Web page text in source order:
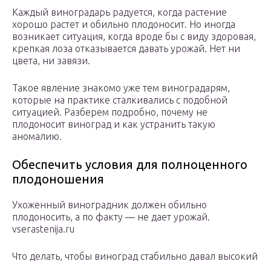
Каждый виноградарь радуется, когда растение
хорошо растет и обильно плодоносит. Но иногда
возникает ситуация, когда вроде бы с виду здоровая,
крепкая лоза отказывается давать урожай. Нет ни
цвета, ни завязи.
Такое явление знакомо уже тем виноградарям,
которые на практике сталкивались с подобной
ситуацией. Разберем подробно, почему не
плодоносит виноград и как устранить такую
аномалию.
Обеспечить условия для полноценного
плодоношения
Ухоженный виноградник должен обильно
плодоносить, а по факту — не дает урожай.
vserastenija.ru
Что делать, чтобы виноград стабильно давал высокий